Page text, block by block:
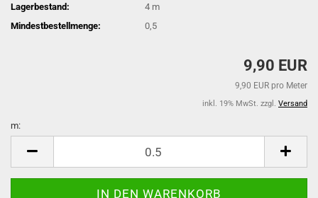
Lagerbestand: 4 m
Mindestbestellmenge:
0,5
9,90 EUR
9,90 EUR pro Meter
inkl. 19% MwSt. zzgl. Versand
m: